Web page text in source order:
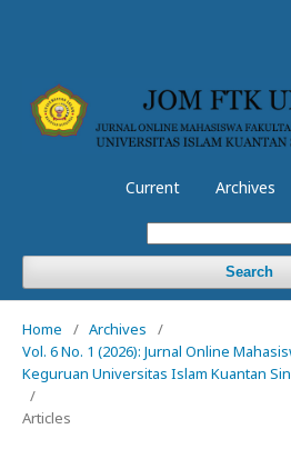
Current Archives
Search
Home / Archives
/
Vol. 6 No. 1 (2026): Jurnal Online
Keguruan Universitas Islam Kuantan
/
Articles